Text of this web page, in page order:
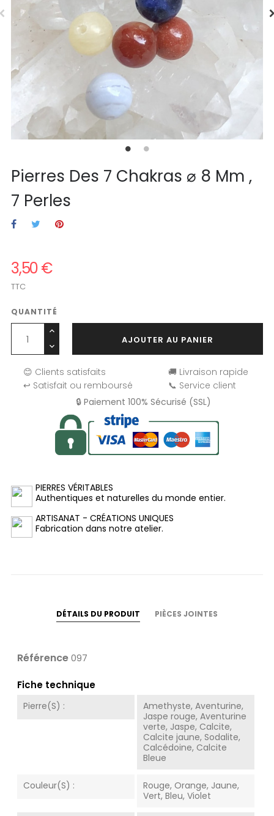
Pierres Des 7 Chakras ⌀ 8 Mm ,
7 Perles
3,50 €
TTC
QUANTITÉ
AJOUTER AU PANIER
😊 Clients satisfaits
🚚 Livraison rapide
↩️ Satisfait ou remboursé
📞 Service client
🔒 Paiement 100% Sécurisé (SSL)
PIERRES VÉRITABLES
Authentiques et naturelles du monde entier.
ARTISANAT - CRÉATIONS UNIQUES
Fabrication dans notre atelier.
DÉTAILS DU PRODUIT PIÈCES JOINTES
Référence 097
Fiche technique
Pierre(s) :
Amethyste, Aventurine,
Jaspe rouge, Aventurine
verte, Jaspe, Calcite,
Calcite jaune, Sodalite,
Calcédoine, Calcite
Bleue
Couleur(s) :
Rouge, Orange, Jaune,
Vert, Bleu, Violet